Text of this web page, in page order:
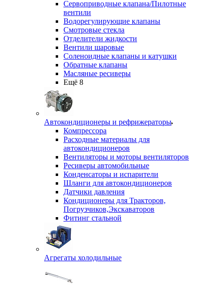
Сервоприводные клапана/Пилотные
вентили
Водорегулирующие клапаны
Смотровые стекла
Отделители жидкости
Вентили шаровые
Соленоидные клапаны и катушки
Обратные клапаны
Масляные ресиверы
Ещё 8
Автокондиционеры и рефрижераторы
Компрессора
Расходные материалы для
автокондиционеров
Вентиляторы и моторы вентиляторов
Ресиверы автомобильные
Конденсаторы и испарители
Шланги для автокондиционеров
Датчики давления
Кондиционеры для Тракторов,
Погрузчиков,Экскаваторов
Фитинг стальной
Агрегаты холодильные